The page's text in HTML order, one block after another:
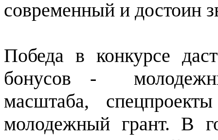
современный и достоин
Победа в конкурсе
бонусов -
масштаба,
молодежный грант. В